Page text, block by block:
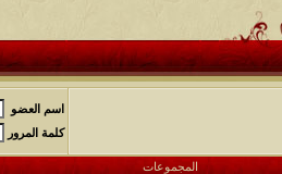
اسم العضو
كلمة المرور
المجموعات